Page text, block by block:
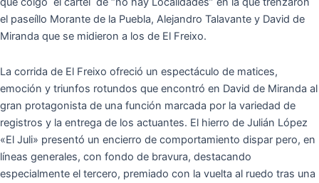
el paseíllo Morante de la Puebla, Alejandro Talavante y David de
Miranda que se midieron a los de El Freixo.
La corrida de El Freixo ofreció un espectáculo de matices,
emoción y triunfos rotundos que encontró en David de Miranda al
gran protagonista de una función marcada por la variedad de
registros y la entrega de los actuantes. El hierro de Julián López
«El Juli» presentó un encierro de comportamiento dispar pero, en
líneas generales, con fondo de bravura, destacando
especialmente el tercero, premiado con la vuelta al ruedo tras una